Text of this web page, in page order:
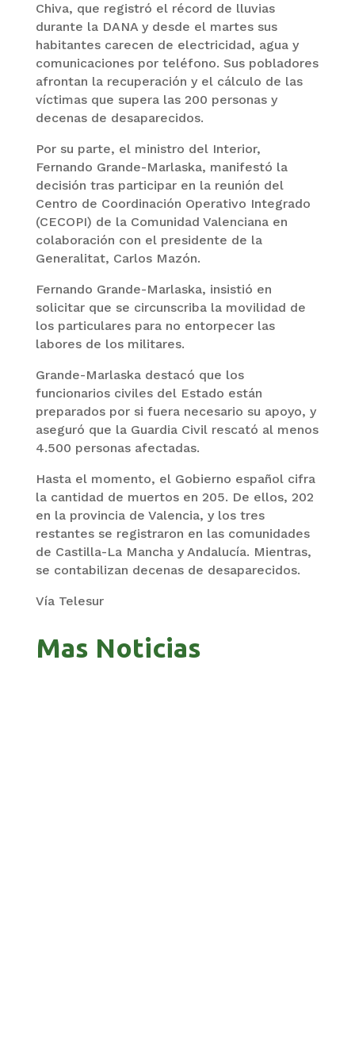
Chiva, que registró el récord de lluvias
durante la DANA y desde el martes sus
habitantes carecen de electricidad, agua y
comunicaciones por teléfono. Sus pobladores
afrontan la recuperación y el cálculo de las
víctimas que supera las 200 personas y
decenas de desaparecidos.
Por su parte, el ministro del Interior,
Fernando Grande-Marlaska, manifestó la
decisión tras participar en la reunión del
Centro de Coordinación Operativo Integrado
(CECOPI) de la Comunidad Valenciana en
colaboración con el presidente de la
Generalitat, Carlos Mazón.
Fernando Grande-Marlaska, insistió en
solicitar que se circunscriba la movilidad de
los particulares para no entorpecer las
labores de los militares.
Grande-Marlaska destacó que los
funcionarios civiles del Estado están
preparados por si fuera necesario su apoyo, y
aseguró que la Guardia Civil rescató al menos
4.500 personas afectadas.
Hasta el momento, el Gobierno español cifra
la cantidad de muertos en 205. De ellos, 202
en la provincia de Valencia, y los tres
restantes se registraron en las comunidades
de Castilla-La Mancha y Andalucía. Mientras,
se contabilizan decenas de desaparecidos.
Vía Telesur
Mas Noticias